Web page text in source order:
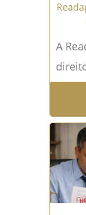
A
a
mais